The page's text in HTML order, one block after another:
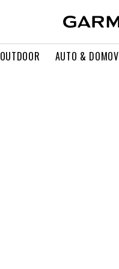
OUTDOOR AUTO & DOMOV